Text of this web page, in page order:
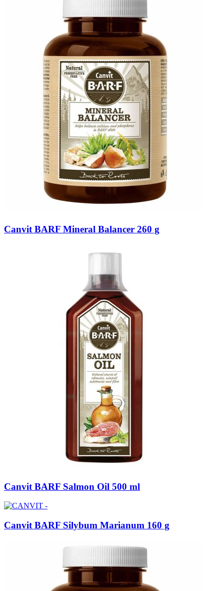
Canvit BARF Mineral Balancer 260 g
Canvit BARF Salmon Oil 500 ml
Canvit BARF Silybum Marianum 160 g